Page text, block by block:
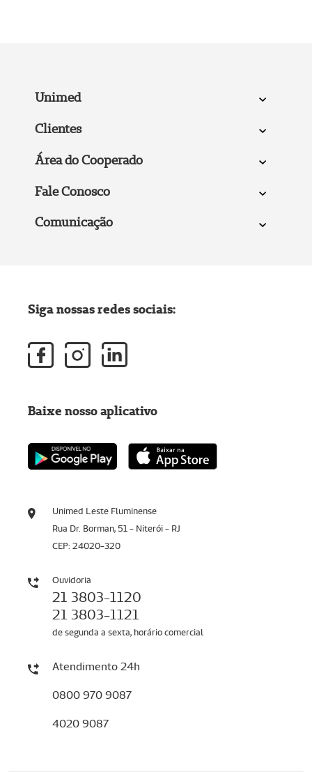
Unimed
Clientes
Área do Cooperado
Fale Conosco
Comunicação
Unimed Leste Fluminense
Rua Dr. Borman, 51 - Niterói - RJ
CEP: 24020-320
Ouvidoria
21 3803-1120
21 3803-1121
de segunda a sexta, horário comercial
Atendimento 24h
0800 970 9087
4020 9087
Siga nossas redes sociais:
Baixe nosso aplicativo